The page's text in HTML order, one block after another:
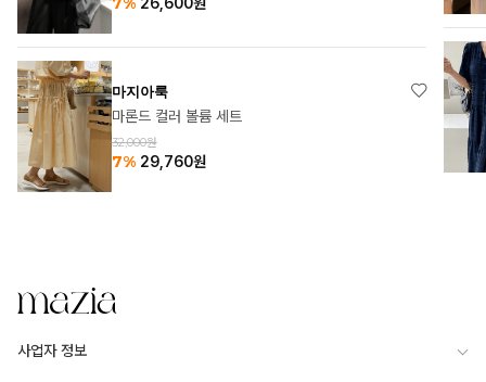
마지아룩
셀리나 롱 원피스
54,000원
7% 50,220
사업자 정보